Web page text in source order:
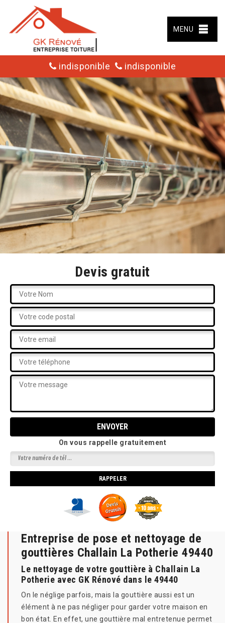
MENU
indisponible indisponible
Devis gratuit
On vous rappelle gratuitement
Entreprise de pose et nettoyage de
gouttières Challain La Potherie 49440
Le nettoyage de votre gouttière à Challain La
Potherie avec GK Rénové dans le 49440
On le néglige parfois, mais la gouttière aussi est un
élément à ne pas négliger pour garder votre maison en
bon état. En effet, une gouttière mal entretenue permet